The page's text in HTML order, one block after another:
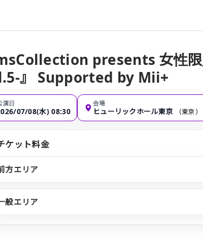
presents 女性
』 Supported by Mii+
演日
07/08(水) 08:30
会場
ヒューリックホール東京 （東京）
ケット料金
方エリア
般エリア